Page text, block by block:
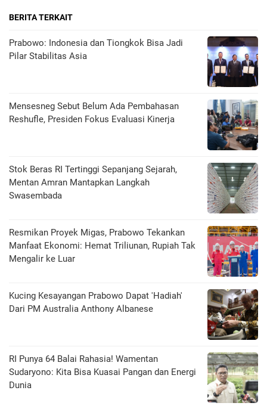
BERITA TERKAIT
Prabowo: Indonesia dan Tiongkok Bisa Jadi
Pilar Stabilitas Asia
Mensesneg Sebut Belum Ada Pembahasan
Reshufle, Presiden Fokus Evaluasi Kinerja
Stok Beras RI Tertinggi Sepanjang Sejarah,
Mentan Amran Mantapkan Langkah
Swasembada
Resmikan Proyek Migas, Prabowo Tekankan
Manfaat Ekonomi: Hemat Triliunan, Rupiah Tak
Mengalir ke Luar
Kucing Kesayangan Prabowo Dapat 'Hadiah'
Dari PM Australia Anthony Albanese
RI Punya 64 Balai Rahasia! Wamentan
Sudaryono: Kita Bisa Kuasai Pangan dan Energi
Dunia